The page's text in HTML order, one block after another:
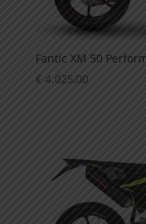
Fantic XM 50
€4.025,00